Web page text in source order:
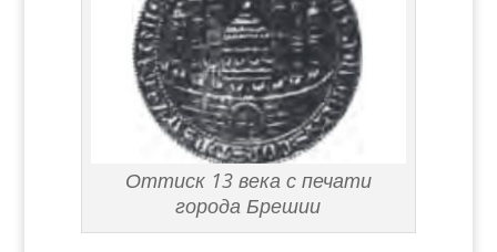
Оттиск 13 века с печати
города Брешии